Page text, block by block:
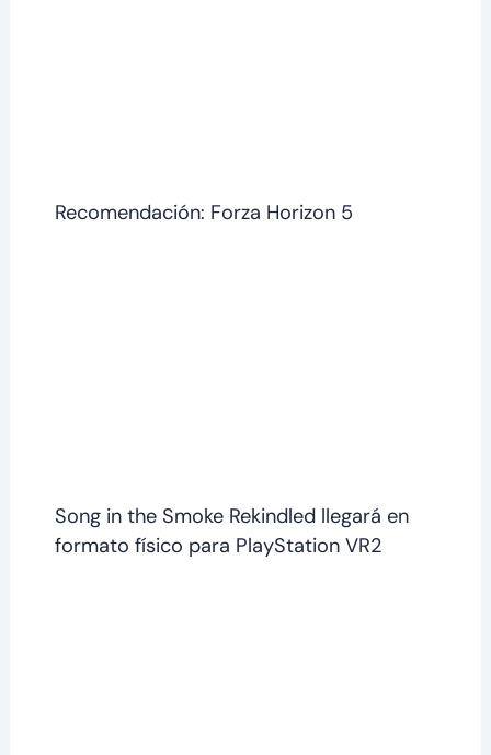
Recomendación: Forza Horizon 5
Song in the Smoke Rekindled llegará en
formato físico para PlayStation VR2